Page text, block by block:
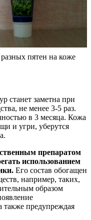
пятен на коже
станет заметна при
не менее 3-5 раз.
в 3 месяца. Кожа
и угри, уберутся
препаратом
использованием
Его состав обогащен
например, таких,
образом
предупреждая